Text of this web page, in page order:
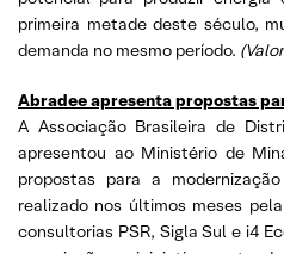
primeira metade deste século,
demanda no mesmo período. (
Abradee apresenta propostas
A Associação Brasileira de
apresentou ao Ministério de
propostas para a
realizado nos últimos meses
consultorias PSR, Sigla Sul e i4